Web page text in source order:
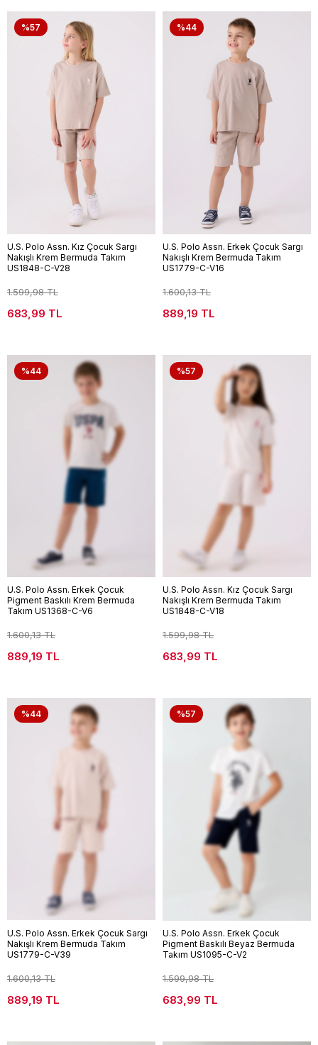
%57
U.S. Polo Assn. Kız Çocuk Sargı
Nakışlı Krem Bermuda Takım
US1848-C-V28
1.599,98 TL
683,99 TL
%44
U.S. Polo Assn. Erkek Çocuk Sargı
Nakışlı Krem Bermuda Takım
US1779-C-V16
1.600,13 TL
889,19 TL
%44
U.S. Polo Assn. Erkek Çocuk
Pigment Baskılı Krem Bermuda
Takım US1368-C-V6
1.600,13 TL
889,19 TL
%57
U.S. Polo Assn. Kız Çocuk Sargı
Nakışlı Krem Bermuda Takım
US1848-C-V18
1.599,98 TL
683,99 TL
%44
U.S. Polo Assn. Erkek Çocuk Sargı
Nakışlı Krem Bermuda Takım
US1779-C-V39
1.600,13 TL
889,19 TL
%57
U.S. Polo Assn. Erkek Çocuk
Pigment Baskılı Beyaz Bermuda
Takım US1095-C-V2
1.599,98 TL
683,99 TL